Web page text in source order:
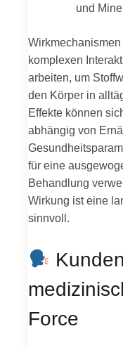
und
komplexen
arbeiten, um
den Körper in
Effekte können
abhängig von
für eine
Behandlung
Wirkung ist eine
sinnvoll.
Force